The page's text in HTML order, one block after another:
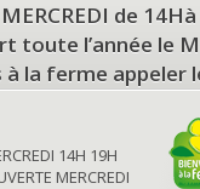
de
toute l’année le
la ferme appeler
14H 19H
MERCREDI